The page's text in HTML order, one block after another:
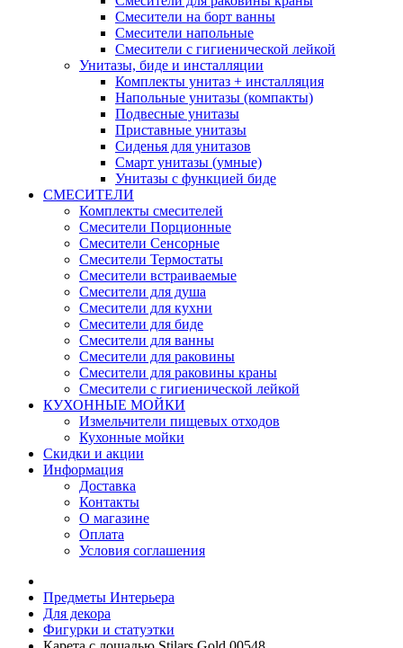
Смесители на борт ванны
Смесители напольные
Смесители с гигиенической лейкой
Унитазы, биде и инсталляции
Комплекты унитаз + инсталляция
Напольные унитазы (компакты)
Подвесные унитазы
Приставные унитазы
Сиденья для унитазов
Смарт унитазы (умные)
Унитазы с функцией биде
СМЕСИТЕЛИ
Комплекты смесителей
Смесители Порционные
Смесители Сенсорные
Смесители Термостаты
Смесители встраиваемые
Смесители для душа
Смесители для кухни
Смесители для биде
Смесители для ванны
Смесители для раковины
Смесители для раковины краны
Смесители с гигиенической лейкой
КУХОННЫЕ МОЙКИ
Измельчители пищевых отходов
Кухонные мойки
Скидки и акции
Информация
Доставка
Контакты
О магазине
Оплата
Условия соглашения
Предметы Интерьера
Для декора
Фигурки и статуэтки